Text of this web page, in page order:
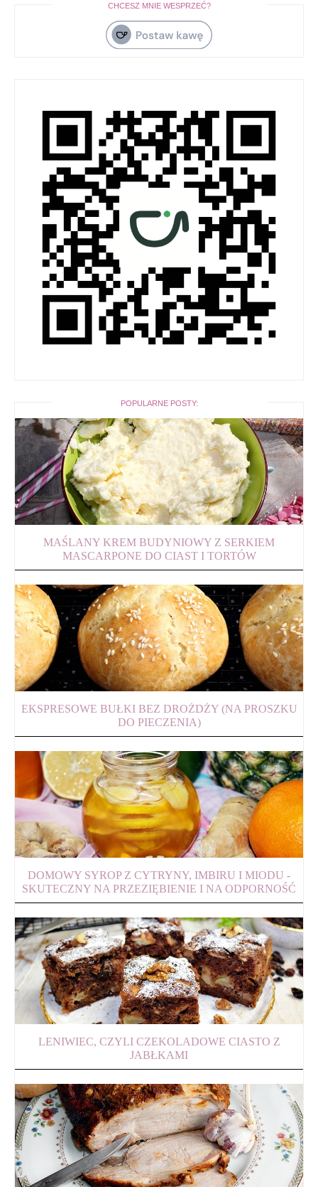
CHCESZ MNIE WESPRZEĆ?
POPULARNE POSTY:
MAŚLANY KREM BUDYNIOWY Z SERKIEM
MASCARPONE DO CIAST I TORTÓW
EKSPRESOWE BUŁKI BEZ DROŻDŻY (NA PROSZKU
DO PIECZENIA)
DOMOWY SYROP Z CYTRYNY, IMBIRU I MIODU -
SKUTECZNY NA PRZEZIĘBIENIE I NA ODPORNOŚĆ
LENIWIEC, CZYLI CZEKOLADOWE CIASTO Z
JABŁKAMI